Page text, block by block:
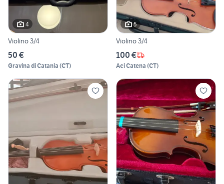
4
Violino 3/4
50 €
Gravina di Catania (CT)
5
Violino 3/4
100 €
Aci Catena (CT)